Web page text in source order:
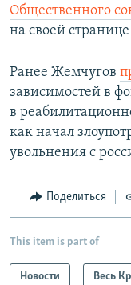
Общественного
на своей странице
Ранее Жемчугов
зависимостей в
в
как начал
увольнения с
Поделиться
This item is part of
Новости Весь